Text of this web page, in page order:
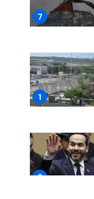
1
2